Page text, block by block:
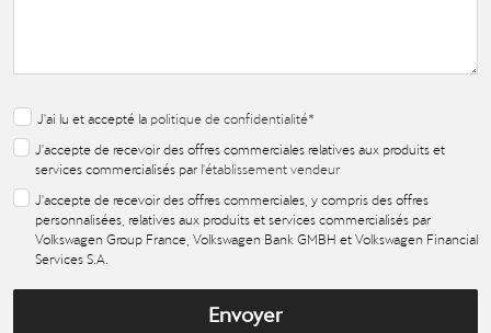
J'ai lu et accepté la politique de confidentialité*
J'accepte de recevoir des offres commerciales relatives aux produits et
services commercialisés par l'établissement vendeur
J'accepte de recevoir des offres commerciales, y compris des offres
personnalisées, relatives aux produits et services commercialisés par
Volkswagen Group France, Volkswagen Bank GMBH et Volkswagen Financial
Services S.A.
Envoyer